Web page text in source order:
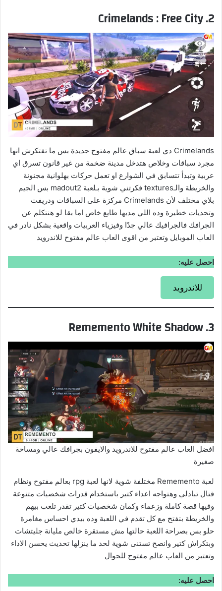
2. Crimelands : Free City
Crimelands دي لعبة سباق عالم مفتوح جديدة بس ما تفتكرش انها
مجرد سباقات وخلاص هتدخل مدينة ضخمة من غير قانون تسرق اي
عربية وتبدأ تتسابق في الشوارع او تعمل حركات بهلوانية مجنونة
والخريطة والـtextures فكرتني شوية بـلعبة madout2 بس الجيم
بلاي مختلف لأن Crimelands مركزة على السباقات ودريفت
وتحديات خطيرة وده اللي مديها طابع خاص اما بقا لو هنتكلم عن
الجرافك فالجرافيك عالي جدًا وفيزياء العربيات واقعية بشكل نادر في
العاب الموبايل وتعتبر من اقوى العاب عالم مفتوح للاندرويد
احصل عليه:
للاندرويد
3. Rememento White Shadow
افضل العاب عالم مفتوح للاندرويد والايفون بجرافك عالي ومساحة
صغيرة
لعبة Rememento مختلفة شوية لانها لعبة rpg بعالم مفتوح ونظام
قتال تبادلي وهتواجه اعداء كتير باستخدام قدرات شخصيات متنوعة
وفيها قصة كاملة وزعماء وكمان شخصيات كتير تقدر تلعب بيهم
والخريطة بتفتح مع كل تقدم في اللعبة وده بيدي احساس مغامرة
حلو بس بصراحة اللعبة حالتها مش مستقرة خالص مليانة جليتشات
وبتكراش كتير وانصح تستنى شوية لحد ما ينزلها تحديث يحسن الاداء
وتعتبر من العاب عالم مفتوح للجوال
احصل عليه: